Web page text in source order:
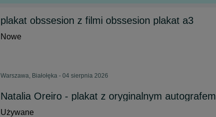
plakat obssesion z filmi obssesion plakat a3
Nowe
Warszawa, Białołęka - 04 sierpnia 2026
Natalia Oreiro - plakat z oryginalnym autografem
Używane